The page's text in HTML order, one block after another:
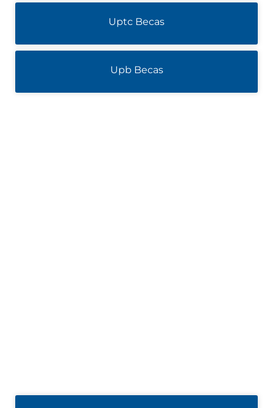
Uptc Becas
Upb Becas